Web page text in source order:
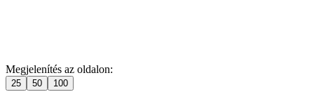
Megjelenítés az oldalon:
25 50 100